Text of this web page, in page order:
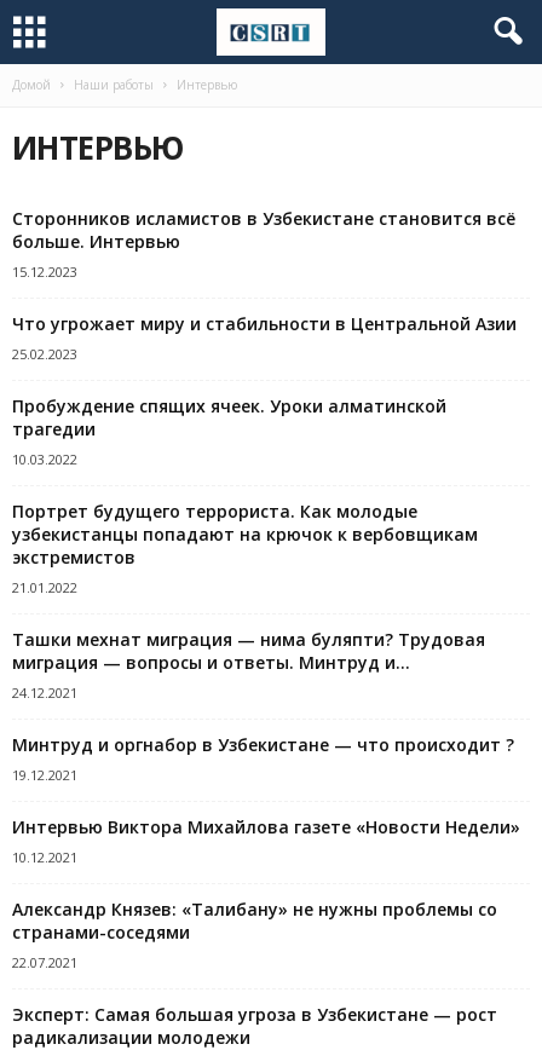
Домой Наши работы Интервью
ИНТЕРВЬЮ
Сторонников исламистов в Узбекистане становится всё
больше. Интервью
15.12.2023
Что угрожает миру и стабильности в Центральной Азии
25.02.2023
Пробуждение спящих ячеек. Уроки алматинской
трагедии
10.03.2022
Портрет будущего террориста. Как молодые
узбекистанцы попадают на крючок к вербовщикам
экстремистов
21.01.2022
Ташки мехнат миграция — нима буляпти? Трудовая
миграция — вопросы и ответы. Минтруд и...
24.12.2021
Минтруд и оргнабор в Узбекистане — что происходит ?
19.12.2021
Интервью Виктора Михайлова газете «Новости Недели»
10.12.2021
Александр Князев: «Талибану» не нужны проблемы со
странами-соседями
22.07.2021
Эксперт: Cамая большая угроза в Узбекистане — рост
радикализации молодежи